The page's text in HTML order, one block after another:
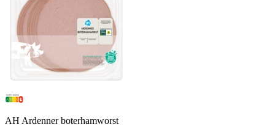
AH Ardenner boterhamworst